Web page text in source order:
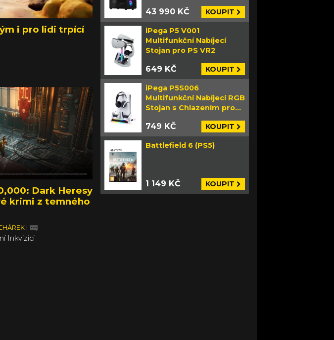
i pro lidi trpící
Dark Heresy
krimi z temného
Inkvizici
43 990 KČ KOUPIT
iPega P5 V001
Multifunkční Nabíjecí
Stojan pro PS VR2
649 KČ KOUPIT
iPega P5S006
Multifunkční Nabíjecí RGB
Stojan s Chlazením pro
749 KČ KOUPIT
Battlefield 6 (PS5)
1 149 KČ KOUPIT